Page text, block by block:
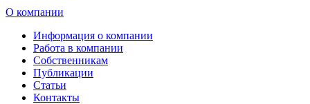
О компании
Информация о компании
Работа в компании
Собственникам
Публикации
Статьи
Контакты